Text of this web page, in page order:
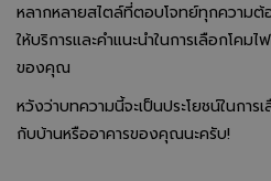
หลากหลายสไตล์ที่ตอบโจทย์ทุกความ
ให้บริการและคำแนะนำในการเลือกโคม
ของคุณ
หวังว่าบทความนี้จะเป็นประโยชน์ในกา
กับบ้านหรืออาคารของคุณนะครับ!